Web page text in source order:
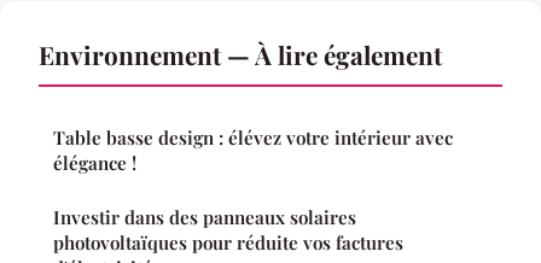
Environnement — À lire également
Table basse design : élévez votre intérieur avec
élégance !
Investir dans des panneaux solaires
photovoltaïques pour réduite vos factures